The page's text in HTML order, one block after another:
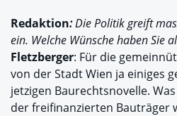
Redaktion:Die Politik greift
ein. Welche Wünsche haben Sie
Fletzberger: Für die
von der Stadt Wien ja einiges
jetzigen Baurechtsnovelle.
der freifinanzierten Bauträger